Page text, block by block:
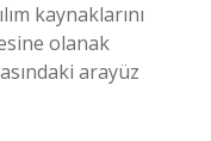
kaynaklarını
olanak
arayüz